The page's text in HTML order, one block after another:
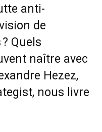
anti-
de
Quels
naître avec
Hezez,
nous livre